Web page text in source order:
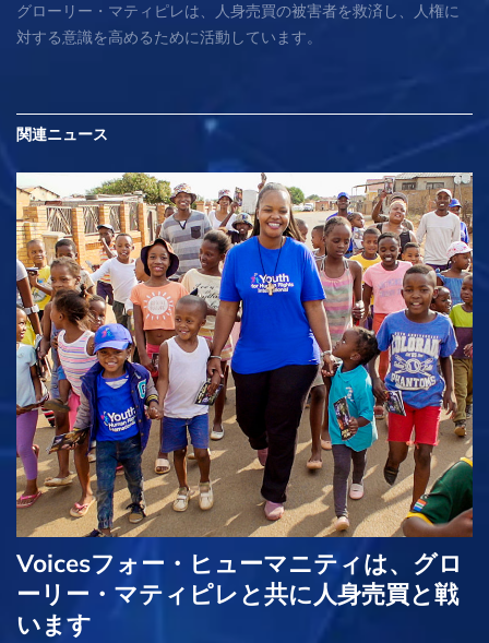
グローリー・マティピレは、人身売買の被害者を救済し、人権に
対する意識を高めるために活動しています。
関連ニュース
Voicesフォー・ヒューマニティは、グロ
ーリー・マティピレと共に人身売買と戦
います